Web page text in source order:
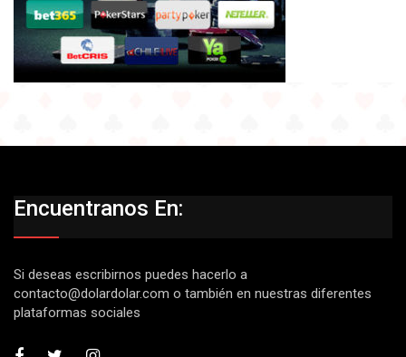
Encuentranos En:
Si deseas escribirnos puedes hacerlo a
contacto@dolardolar.com o también en nuestras diferentes
plataformas sociales